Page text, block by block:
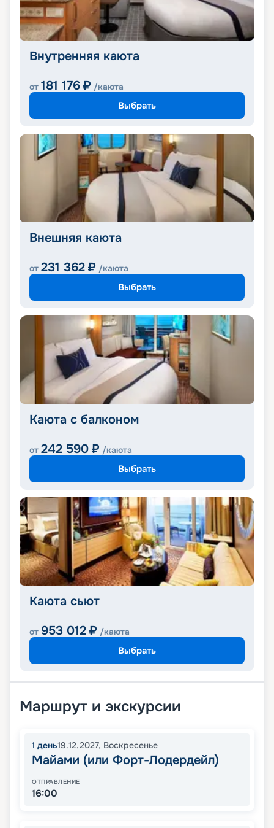
Внутренняя каюта
от 181 176 ₽ /каюта
Выбрать
Внешняя каюта
от 231 362 ₽ /каюта
Выбрать
Каюта с балконом
от 242 590 ₽ /каюта
Выбрать
Каюта сьют
от 953 012 ₽ /каюта
Выбрать
Маршрут и экскурсии
1 день19.12.2027, Воскресенье
Майами (или Форт-Лодердейл)
ОТПРАВЛЕНИЕ
16:00